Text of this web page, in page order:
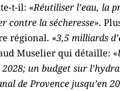
t-il: «Réutiliser l’eau, la
contre la sécheresse».
régional. «3,5 milliards
Muselier qui détaille: «
2028; un budget sur
de Provence jusqu’en